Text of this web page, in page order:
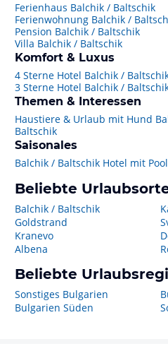
Ferienhaus Balchik / Baltschik
Ferienwohnung Balchik /
Pension Balchik / Baltschik
Villa Balchik / Baltschik
Komfort & Luxus
4 Sterne Hotel Balchik /
3 Sterne Hotel Balchik /
Themen & Interessen
Haustiere & Urlaub mit Hund
Baltschik
Saisonales
Balchik / Baltschik Hotel mit Pool
Beliebte
Balchik / Baltschik
Goldstrand
Kranevo
Albena
Beliebte
Sonstiges Bulgarien
Bulgarien Süden